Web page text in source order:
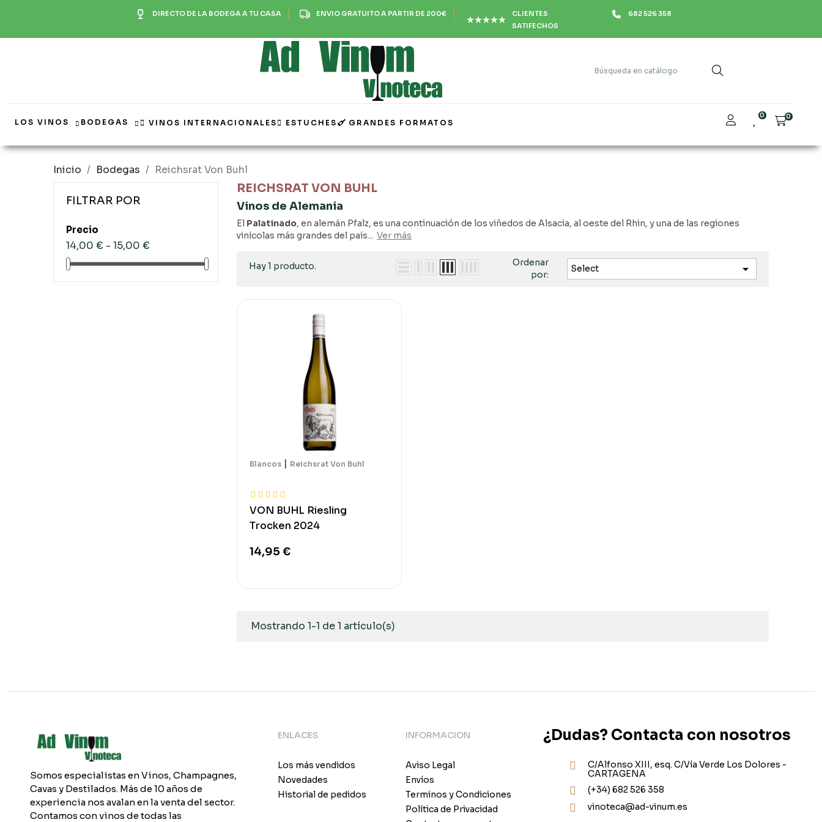
DIRECTO DE LA BODEGA A TU CASA ENVIO GRATUITO A PARTIR DE 200€
CLIENTES
SATIFECHOS
682 526 358
LOS VINOS BODEGAS VINOS INTERNACIONALES ESTUCHES GRANDES FORMATOS
0 0
Inicio Bodegas Reichsrat Von Buhl
FILTRAR POR
Precio
14,00 € - 15,00 €
REICHSRAT VON BUHL
Vinos de Alemania
El Palatinado, en alemán Pfalz, es una continuación de los viñedos de Alsacia, al oeste del Rhin, y una de las regiones
vinícolas más grandes del país... Ver más
Hay 1 producto.
Ordenar
por:
Select 
Blancos | Reichsrat Von Buhl
VON BUHL Riesling
Trocken 2024
14,95 €
Mostrando 1-1 de 1 artículo(s)
Somos especialistas en Vinos, Champagnes,
Cavas y Destilados. Más de 10 años de
experiencia nos avalan en la venta del sector.
Contamos con vinos de todas las
ENLACES
Los más vendidos
Novedades
Historial de pedidos
INFORMACION
Aviso Legal
Envíos
Terminos y Condiciones
Política de Privacidad
¿Dudas? Contacta con nosotros
C/Alfonso XIII, esq. C/Vía Verde Los Dolores -
CARTAGENA
(+34) 682 526 358
vinoteca@ad-vinum.es